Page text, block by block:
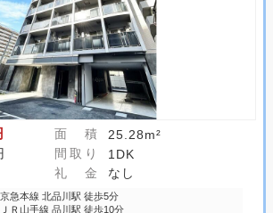
面 積
25.28m²
間取り
1DK
礼 金 なし
京急本線 北品川駅 徒歩5分
ＪＲ山手線 品川駅 徒歩10分